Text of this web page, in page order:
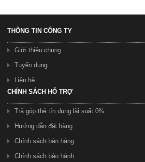
THÔNG TIN CÔNG TY
Giới thiệu chung
Tuyển dụng
Liên hệ
CHÍNH SÁCH HỖ TRỢ
Trả góp thẻ tín dụng lãi suất 0%
Hướng dẫn đặt hàng
Chính sách bán hàng
Chính sách bảo hành